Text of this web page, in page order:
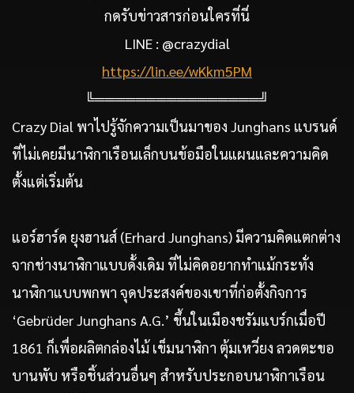
กดรับข่าวสารก่อนใครที่นี่
LINE : @crazydial
https://lin.ee/wKkm5PM
╚════════════════╝
Crazy Dial พาไปรู้จักความเป็นมาของ Junghans แบรนด์
ที่ไม่เคยมีนาฬิกาเรือนเล็กบนข้อมือในแผนและความคิด
ตั้งแต่เริ่มต้น
แอร์ฮาร์ด ยุงฮานส์ (Erhard Junghans) มีความคิดแตกต่าง
จากช่างนาฬิกาแบบดั้งเดิม ที่ไม่คิดอยากทำแม้กระทั่ง
นาฬิกาแบบพกพา จุดประสงค์ของเขาที่ก่อตั้งกิจการ
‘Gebrüder Junghans A.G.’ ขึ้นในเมืองชรัมแบร์กเมื่อปี
1861 ก็เพื่อผลิตกล่องไม้ เข็มนาฬิกา ตุ้มเหวี่ยง ลวดตะขอ
บานพับ หรือชิ้นส่วนอื่นๆ สำหรับประกอบนาฬิกาเรือน